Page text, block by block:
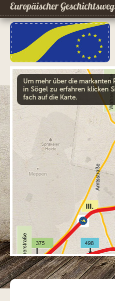
Europäischer Geschichtsweg